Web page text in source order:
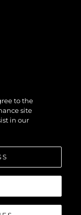
to the
site
in our